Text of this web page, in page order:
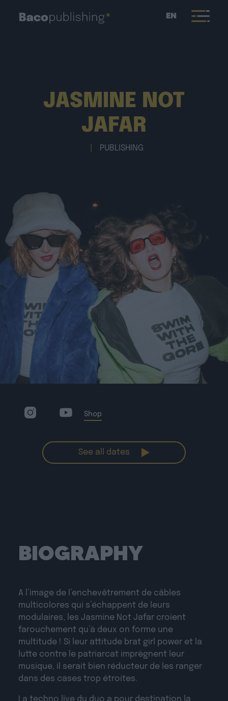
EN
JASMINE NOT
JAFAR
PUBLISHING
Shop
See all dates
BIOGRAPHY
A l’image de l’enchevêtrement de câbles
multicolores qui s’échappent de leurs
modulaires, les Jasmine Not Jafar croient
farouchement qu’à deux on forme une
multitude ! Si leur attitude brat girl power et la
lutte contre le patriarcat imprègnent leur
musique, il serait bien réducteur de les ranger
dans des cases trop étroites.
La techno live du duo a pour destination la